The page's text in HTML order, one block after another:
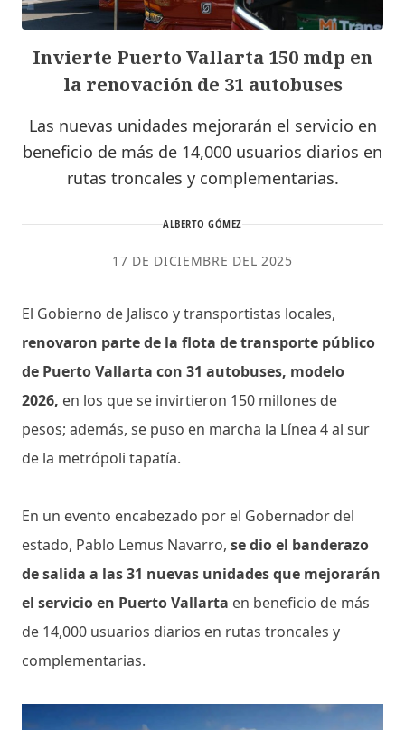
Invierte Puerto Vallarta 150 mdp en
la renovación de 31 autobuses
Las nuevas unidades mejorarán el servicio en
beneficio de más de 14,000 usuarios diarios en
rutas troncales y complementarias.
ALBERTO GÓMEZ
17 DE DICIEMBRE DEL 2025
El Gobierno de Jalisco y transportistas locales,
renovaron parte de la flota de transporte público
de Puerto Vallarta con 31 autobuses, modelo
2026, en los que se invirtieron 150 millones de
pesos; además, se puso en marcha la Línea 4 al sur
de la metrópoli tapatía.
En un evento encabezado por el Gobernador del
estado, Pablo Lemus Navarro, se dio el banderazo
de salida a las 31 nuevas unidades que mejorarán
el servicio en Puerto Vallarta en beneficio de más
de 14,000 usuarios diarios en rutas troncales y
complementarias.